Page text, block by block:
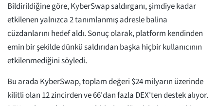
Bildirildiğine göre, KyberSwap saldırganı, şimdiye kadar
etkilenen yalnızca 2 tanımlanmış adresle balina
cüzdanlarını hedef aldı. Sonuç olarak, platform kendinden
emin bir şekilde dünkü saldırıdan başka hiçbir kullanıcının
etkilenmediğini söyledi.
Bu arada KyberSwap, toplam değeri $24 milyarın üzerinde
kilitli olan 12 zincirden ve 66'dan fazla DEX'ten destek alıyor.